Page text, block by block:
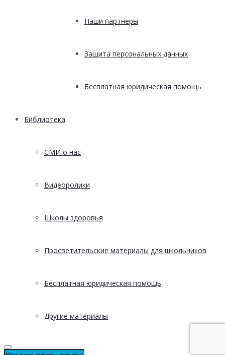
Наши партнеры
Защита персональных данных
Бесплатная юридическая помощь
Библиотека
СМИ о нас
Видеоролики
Школы здоровья
Просветительские материалы для школьников
Бесплатная юридическая помощь
Другие материалы